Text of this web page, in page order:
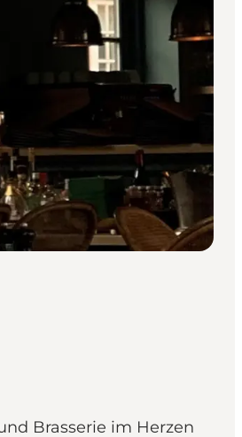
Brasserie im Herzen